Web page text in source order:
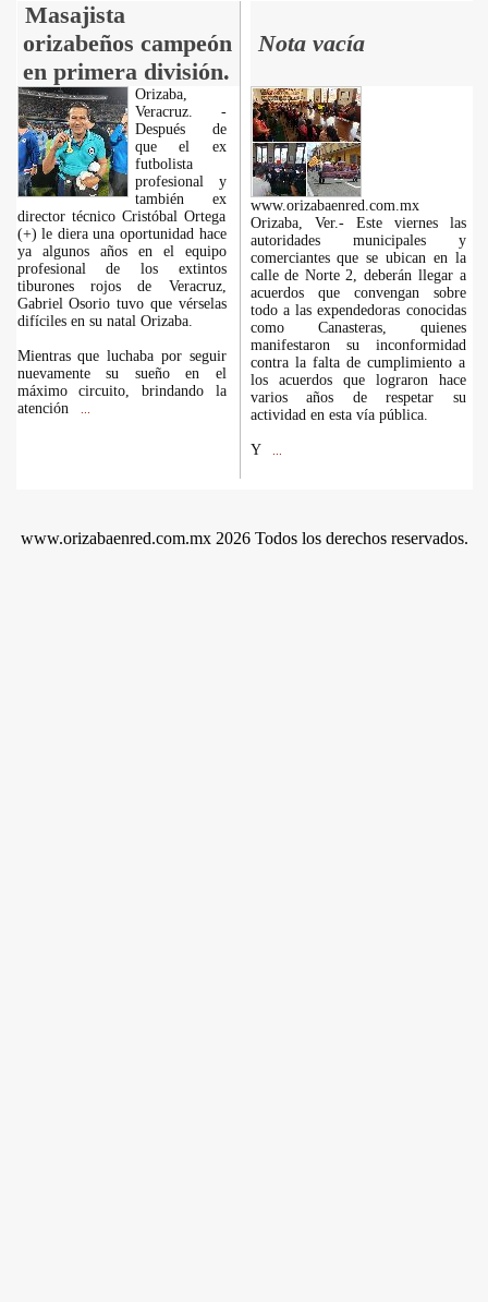
Masajista
orizabeños campeón
en primera división.
Nota vacía
Orizaba,
Veracruz. -
Después de
que el ex
futbolista
profesional y
también ex
director técnico Cristóbal Ortega
(+) le diera una oportunidad hace
ya algunos años en el equipo
profesional de los extintos
tiburones rojos de Veracruz,
Gabriel Osorio tuvo que vérselas
difíciles en su natal Orizaba.
Mientras que luchaba por seguir
nuevamente su sueño en el
máximo circuito, brindando la
atención
www.orizabaenred.com.mx
Orizaba, Ver.- Este viernes las
autoridades municipales y
comerciantes que se ubican en la
calle de Norte 2, deberán llegar a
acuerdos que convengan sobre
todo a las expendedoras conocidas
como Canasteras, quienes
manifestaron su inconformidad
contra la falta de cumplimiento a
los acuerdos que lograron hace
varios años de respetar su
actividad en esta vía pública.
Y
www.orizabaenred.com.mx 2026 Todos los derechos reservados.